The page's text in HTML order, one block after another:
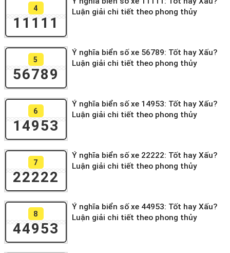
4
11111
Luận giải chi tiết theo phong thủy
5
56789
Ý nghĩa biển số xe 56789: Tốt hay Xấu?
Luận giải chi tiết theo phong thủy
6
14953
Ý nghĩa biển số xe 14953: Tốt hay Xấu?
Luận giải chi tiết theo phong thủy
7
22222
Ý nghĩa biển số xe 22222: Tốt hay Xấu?
Luận giải chi tiết theo phong thủy
8
44953
Ý nghĩa biển số xe 44953: Tốt hay Xấu?
Luận giải chi tiết theo phong thủy